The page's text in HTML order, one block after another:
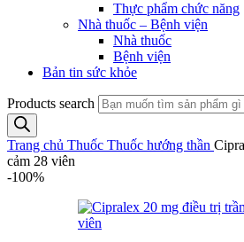
Thực phẩm chức năng
Nhà thuốc – Bệnh viện
Nhà thuốc
Bệnh viện
Bản tin sức khỏe
Products search
Trang chủ Thuốc Thuốc hướng thần
cảm 28 viên
-100%